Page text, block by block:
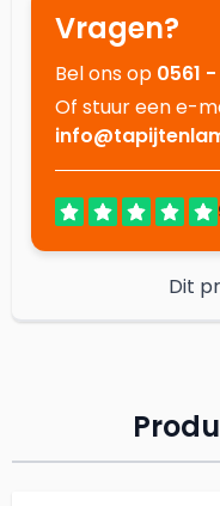
Vragen?
Bel ons op 0561
Of stuur een e-
Dit